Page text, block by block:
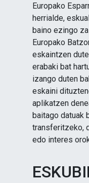
Europako
herrialde,
baino ezingo
Europako
eskaintzen
erabaki bat
izango duten
eskaini
aplikatzen
baitago datuak
transferitzeko,
edo interes